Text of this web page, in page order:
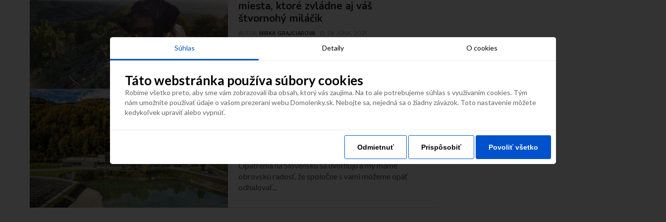
miesta, ktoré zvládne aj váš
štvornohý miláčik
MIRKA GRAJCIAROVA
Polemika o tom, či psíky patria, alebo nepatria do
chránených území a národných parkov môže byť...
INŠPIRÁCIE
najviac zlacneli! Rezervuj od 99€
Opatrenia na Slovensku sa uvoľňujú a my máme
obrovskú radosť, že spoločne s vami môžeme opäť
odhalovať...
Súhlas Detaily O cookies
Táto webstránka používa súbory cookies
Robíme všetko preto, aby sme vám zobrazovali iba obsah, ktorý vás zaujíma. Na to ale potrebujeme súhlas s využívaním cookies. Tým
nám umožníte používať údaje o vašom prezeraní webu Domolenky.sk. Nebojte sa, nejedná sa o žiadny záväzok. Toto nastavenie môžete
kedykoľvek upraviť alebo vypnúť.
Odmietnuť Prispôsobiť Povoliť všetko